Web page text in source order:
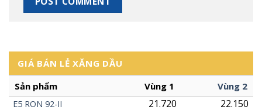
GIÁ BÁN LẺ XĂNG DẦU
Sản phẩm
Vùng 1 Vùng 2
E5 RON 92-II 22.150
21.720